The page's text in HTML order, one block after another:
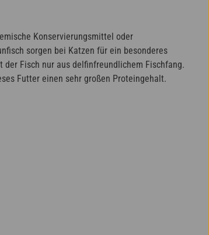
Konservierungsmittel oder
sorgen bei Katzen für ein besonderes
Fisch nur aus delfinfreundlichem Fischfang.
Futter einen sehr großen Proteingehalt.